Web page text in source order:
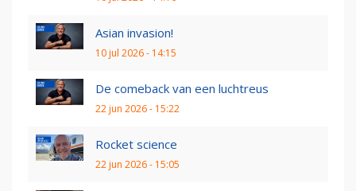
Asian invasion!
10 jul 2026 - 14:15
De comeback van een luchtreus
22 jun 2026 - 15:22
Rocket science
22 jun 2026 - 15:05